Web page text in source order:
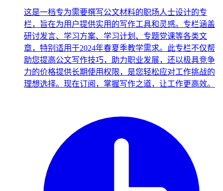
这是一档专为需要撰写公文材料的职场人士设计的专
栏，旨在为用户提供实用的写作工具和灵感。专栏涵盖
研讨发言、学习方案、学习计划、专题党课等各类文
章，特别适用于2024年春夏季教学需求。此专栏不仅帮
助您提高公文写作技巧，助力职业发展，还以极具竞争
力的价格提供长期使用权限，是您轻松应对工作挑战的
理想选择。现在订阅，掌握写作之道，让工作更高效。